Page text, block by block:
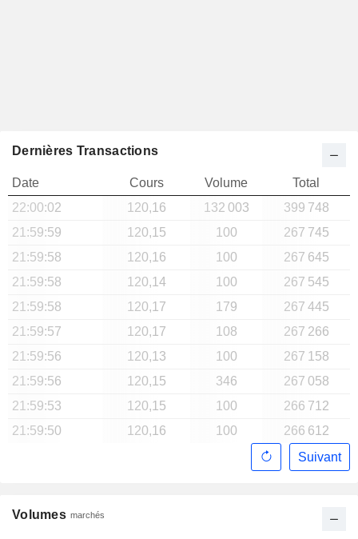
Volumes marchés
Dernières Transactions
Date Cours Volume
Total
22:00:02
120,16 132 003
399 748
21:59:59
120,15 100
267 745
21:59:58
120,16 100
267 645
21:59:58
120,14 100
267 545
21:59:58
120,17 179
267 445
21:59:57
120,17 108
267 266
21:59:56
120,13 100
267 158
21:59:56
120,15 346
267 058
21:59:53
120,15 100
266 712
21:59:50
120,16 100
266 612
Suivant